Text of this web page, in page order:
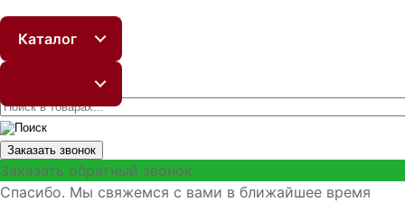
Каталог
Заказать звонок
Заказать обратный звонок
Спасибо. Мы свяжемся с вами в ближайшее время